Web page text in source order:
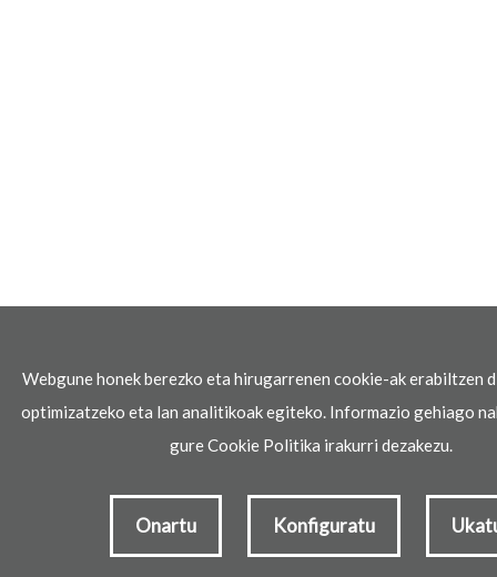
Contactar Zona del profesorado
Webgune honek berezko eta hirugarrenen cookie-ak erabiltzen
optimizatzeko eta lan analitikoak egiteko. Informazio gehiago
gure Cookie Politika irakurri dezakezu.
Onartu Konfiguratu